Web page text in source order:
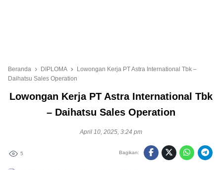
Beranda DIPLOMA
Lowongan Kerja PT Astra International Tbk –
Daihatsu Sales Operation
Lowongan Kerja PT Astra International Tbk
– Daihatsu Sales Operation
April 10, 2025, 3:24 pm
5 Bagikan: